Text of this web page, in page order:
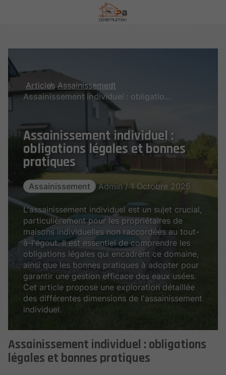
Articles Assainissement
Assainissement individuel : obligations légales et bonnes pratiques
Assainissement individuel :
obligations légales et bonnes
pratiques
Assainissement Admin / 1 Octobre 2025
L'assainissement individuel est un sujet crucial,
particulièrement pour les propriétaires de
maisons individuelles non raccordées au tout-
à-l'égout. Il est essentiel de comprendre les
obligations légales qui encadrent ce domaine,
ainsi que les bonnes pratiques à adopter pour
garantir une gestion efficace des eaux usées.
Cet article propose une exploration détaillée
des différentes dimensions de l'assainissement
individuel.
Assainissement individuel : obligations
légales et bonnes pratiques